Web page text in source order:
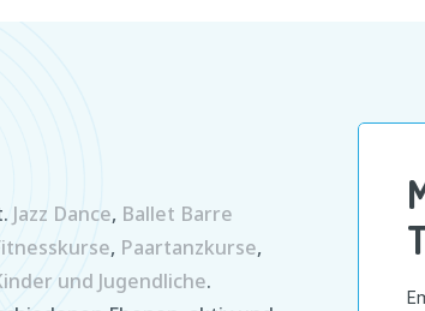
Jazz Dance, Ballet Barre
, Paartanzkurse,
und Jugendliche.